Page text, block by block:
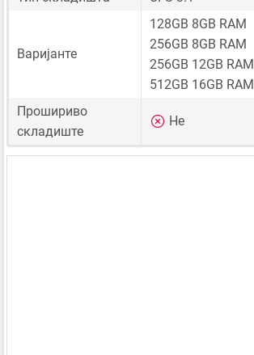
Варијанте
128GB 8GB RAM
256GB 8GB RAM
256GB 12GB RAM
512GB 16GB RAM
Прошириво
складиште
Не